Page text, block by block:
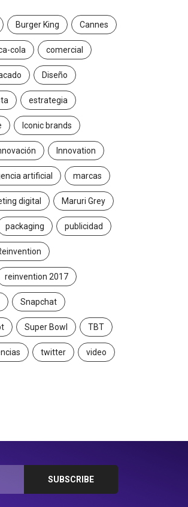
Burger King Cannes
cola comercial
Diseño
estrategia
Iconic brands
Innovation
artificial marcas
digital Maruri Grey
packaging publicidad
reinvention 2017
Snapchat
Super Bowl TBT
twitter video